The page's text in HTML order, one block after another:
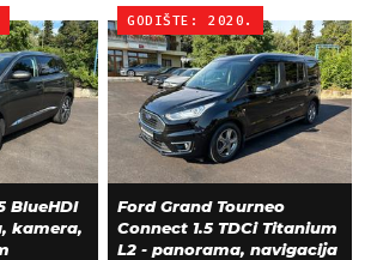
BlueHDI
kamera,
GODIŠTE: 2020.
Ford Grand Tourneo
Connect 1.5 TDCi Titanium
L2 - panorama, navigacija